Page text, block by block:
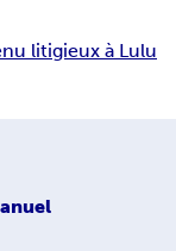
litigieux à Lulu